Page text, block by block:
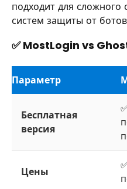
подходит для сложного
систем защиты от
✅ MostLogin vs
Параметр
Бесплатная
версия
Цены